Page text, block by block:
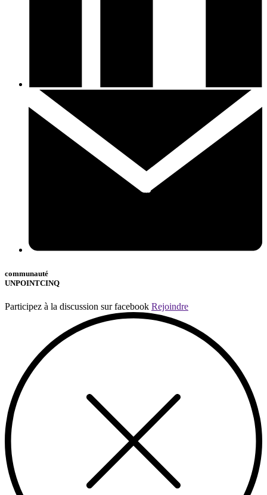
communauté
UNPOINTCINQ
Participez à la discussion sur facebook Rejoindre